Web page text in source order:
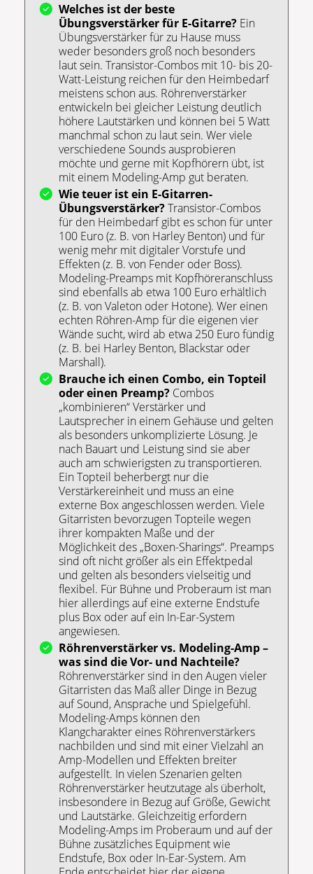
Welches ist der beste
Übungsverstärker für E-Gitarre? Ein
Übungsverstärker für zu Hause muss
weder besonders groß noch besonders
laut sein. Transistor-Combos mit 10- bis 20-
Watt-Leistung reichen für den Heimbedarf
meistens schon aus. Röhrenverstärker
entwickeln bei gleicher Leistung deutlich
höhere Lautstärken und können bei 5 Watt
manchmal schon zu laut sein. Wer viele
verschiedene Sounds ausprobieren
möchte und gerne mit Kopfhörern übt, ist
mit einem Modeling-Amp gut beraten.
Wie teuer ist ein E-Gitarren-
Übungsverstärker?Transistor-Combos
für den Heimbedarf gibt es schon für unter
100 Euro (z. B. von Harley Benton) und für
wenig mehr mit digitaler Vorstufe und
Effekten (z. B. von Fender oder Boss).
Modeling-Preamps mit Kopfhöreranschluss
sind ebenfalls ab etwa 100 Euro erhältlich
(z. B. von Valeton oder Hotone). Wer einen
echten Röhren-Amp für die eigenen vier
Wände sucht, wird ab etwa 250 Euro fündig
(z. B. bei Harley Benton, Blackstar oder
Marshall).
Brauche ich einen Combo, ein Topteil
oder einen Preamp? Combos
„kombinieren“ Verstärker und
Lautsprecher in einem Gehäuse und gelten
als besonders unkomplizierte Lösung. Je
nach Bauart und Leistung sind sie aber
auch am schwierigsten zu transportieren.
Ein Topteil beherbergt nur die
Verstärkereinheit und muss an eine
externe Box angeschlossen werden. Viele
Gitarristen bevorzugen Topteile wegen
ihrer kompakten Maße und der
Möglichkeit des „Boxen-Sharings“. Preamps
sind oft nicht größer als ein Effektpedal
und gelten als besonders vielseitig und
flexibel. Für Bühne und Proberaum ist man
hier allerdings auf eine externe Endstufe
plus Box oder auf ein In-Ear-System
angewiesen.
Röhrenverstärker vs. Modeling-Amp –
was sind die Vor- und Nachteile?
Röhrenverstärker sind in den Augen vieler
Gitarristen das Maß aller Dinge in Bezug
auf Sound, Ansprache und Spielgefühl.
Modeling-Amps können den
Klangcharakter eines Röhrenverstärkers
nachbilden und sind mit einer Vielzahl an
Amp-Modellen und Effekten breiter
aufgestellt. In vielen Szenarien gelten
Röhrenverstärker heutzutage als überholt,
insbesondere in Bezug auf Größe, Gewicht
und Lautstärke. Gleichzeitig erfordern
Modeling-Amps im Proberaum und auf der
Bühne zusätzliches Equipment wie
Endstufe, Box oder In-Ear-System. Am